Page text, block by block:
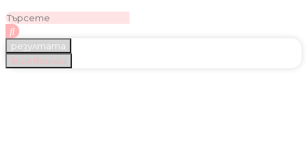
резултата
Виж всички